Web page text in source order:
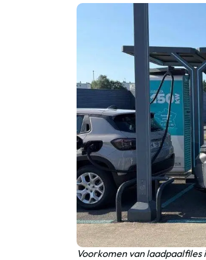
Voorkomen van laadpaalfiles